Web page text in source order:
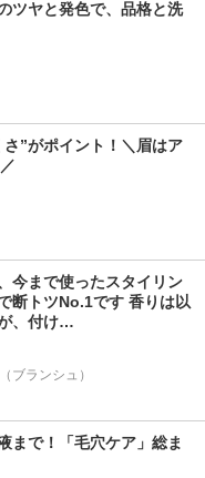
ツヤと発色で、品格と洗
”がポイント！＼眉はア
今まで使ったスタイリン
断トツNo.1です 香りは以
、付け…
ブランシュ）
まで！「毛穴ケア」総ま